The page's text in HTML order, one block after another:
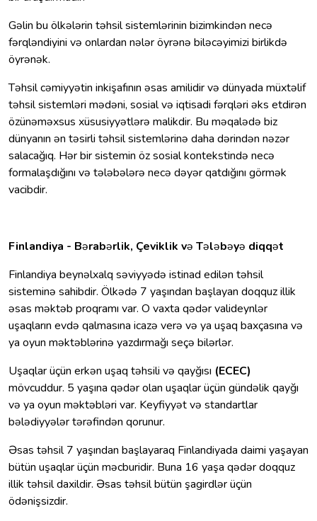
Gəlin bu ölkələrin təhsil sistemlərinin bizimkindən necə
fərqləndiyini və onlardan nələr öyrənə biləcəyimizi birlikdə
öyrənək.
Təhsil cəmiyyətin inkişafının əsas amilidir və dünyada müxtəlif
təhsil sistemləri mədəni, sosial və iqtisadi fərqləri əks etdirən
özünəməxsus xüsusiyyətlərə malikdir. Bu məqalədə biz
dünyanın ən təsirli təhsil sistemlərinə daha dərindən nəzər
salacağıq. Hər bir sistemin öz sosial kontekstində necə
formalaşdığını və tələbələrə necə dəyər qatdığını görmək
vacibdir.
Finlandiya - Bərabərlik, Çeviklik və Tələbəyə diqqət
Finlandiya beynəlxalq səviyyədə istinad edilən təhsil
sisteminə sahibdir. Ölkədə 7 yaşından başlayan doqquz illik
əsas məktəb proqramı var. O vaxta qədər valideynlər
uşaqların evdə qalmasına icazə verə və ya uşaq baxçasına və
ya oyun məktəblərinə yazdırmağı seçə bilərlər.
Uşaqlar üçün erkən uşaq təhsili və qayğısı (ECEC)
mövcuddur. 5 yaşına qədər olan uşaqlar üçün gündəlik qayğı
və ya oyun məktəbləri var. Keyfiyyət və standartlar
bələdiyyələr tərəfindən qorunur.
Əsas təhsil 7 yaşından başlayaraq Finlandiyada daimi yaşayan
bütün uşaqlar üçün məcburidir. Buna 16 yaşa qədər doqquz
illik təhsil daxildir. Əsas təhsil bütün şagirdlər üçün
ödənişsizdir.